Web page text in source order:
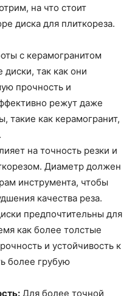
на что стоит
диска для плиткореза.
с керамогранитом
так как они
прочность и
режут даже
такие как керамогранит,
на точность резки и
Диаметр должен
инструмента, чтобы
качества реза.
предпочтительны для
как более толстые
и устойчивость к
более грубую
Для более точной